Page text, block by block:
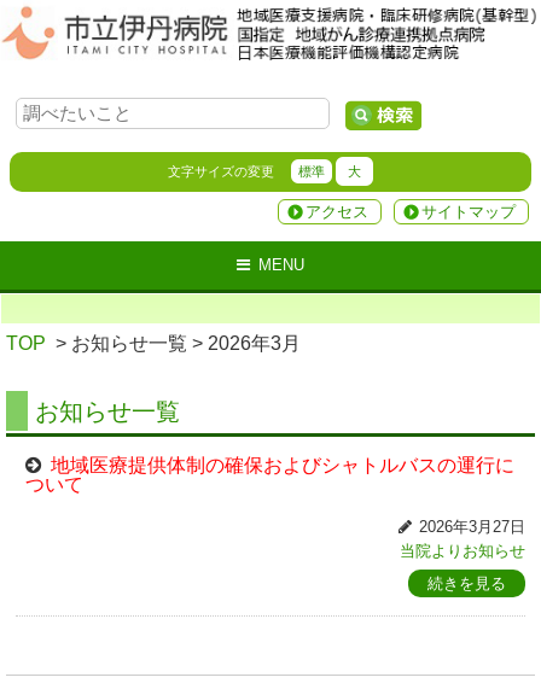
文字サイズの変更 標準 大
サイトマップ
アクセス
MENU
TOP > お知らせ一覧 > 2026年3月
お知らせ一覧
地域医療提供体制の確保およびシャトルバスの運行に
ついて
2026年3月27日
当院よりお知らせ
続きを見る